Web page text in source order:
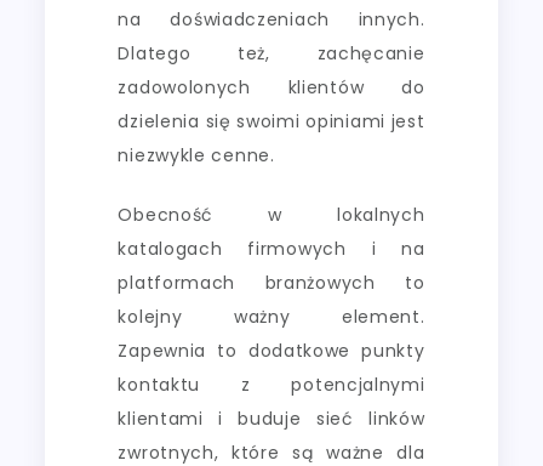
na doświadczeniach innych.
Dlatego też, zachęcanie
zadowolonych klientów do
dzielenia się swoimi opiniami jest
niezwykle cenne.
Obecność w lokalnych
katalogach firmowych i na
platformach branżowych to
kolejny ważny element.
Zapewnia to dodatkowe punkty
kontaktu z potencjalnymi
klientami i buduje sieć linków
zwrotnych, które są ważne dla